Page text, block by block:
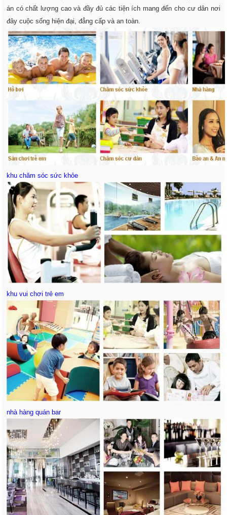
án có chất lượng cao và đầy đủ các tiện ích mang đến cho cư dân nơi
đây cuộc sống hiện đại, đẳng cấp và an toàn.
khu chăm sóc sức khỏe
khu vui chơi trẻ em
nhà hàng quán bar